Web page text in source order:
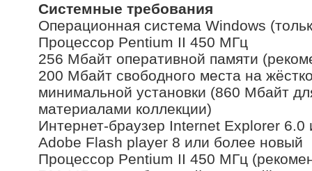
Системные требования
Операционная система Windows
Процессор Pentium II 450 МГц
256 Мбайт оперативной памяти
200 Мбайт свободного места на
минимальной установки (860 Мбайт
материалами коллекции)
Интернет-браузер Internet Explorer
Adobe Flash player 8 или более
Процессор Pentium II 450 МГц